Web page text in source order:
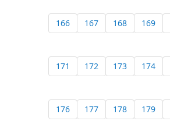
166 167 168 169
171 172 173 174
176 177 178 179